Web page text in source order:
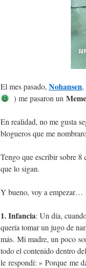
El mes pasado, Nohansen,
) me pasaron unMeme
En realidad, no me gusta
blogueros que me
Tengo que escribir sobre 8
que lo sigan.
Y bueno, voy a empezar…
1. Infancia: Un día,
quería tomar un jugo de
más. Mi madre, un poco
todo el contenido dentro
le respondí: » Porque me